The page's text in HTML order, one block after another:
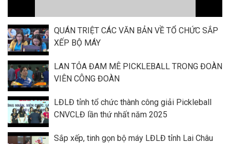
QUÁN TRIỆT CÁC VĂN BẢN VỀ TỔ CHỨC SẮP
XẾP BỘ MÁY
LAN TỎA ĐAM MÊ PICKLEBALL TRONG ĐOÀN
VIÊN CÔNG ĐOÀN
LĐLĐ tỉnh tổ chức thành công giải Pickleball
CNVCLĐ lần thứ nhất năm 2025
Sắp xếp, tinh gọn bộ máy LĐLĐ tỉnh Lai Châu